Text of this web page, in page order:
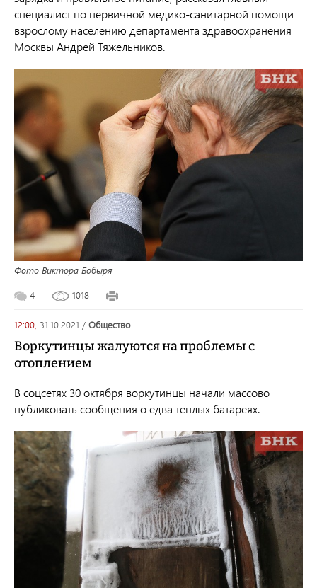
специалист по первичной медико-санитарной помощи
взрослому населению департамента здравоохранения
Москвы Андрей Тяжельников.
Фото Виктора Бобыря
4 1018
12:00, 31.10.2021 / общество
Воркутинцы жалуются на проблемы с
отоплением
В соцсетях 30 октября воркутинцы начали массово
публиковать сообщения о едва теплых батареях.